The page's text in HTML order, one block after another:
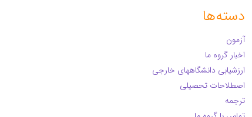
دسته‌ها
آزمون
اخبار گروه ما
ارزشیابی دانشگاههای خارجی
اصطلاحات تحصیلی
ترجمه